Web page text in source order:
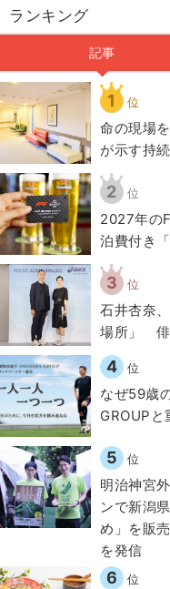
ランキング
記事
1 位
命の現場
が示す持
2 位
2027年の
泊費付き
3 位
石井杏奈
場所」 俳
4 位
なぜ59歳
GROUPと
5 位
明治神宮
ンで新潟
め」を販
を発信
6 位